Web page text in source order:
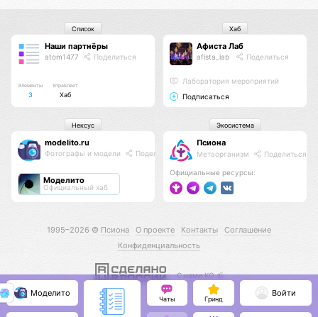
Наши партнёры
atom1477 Поделиться
Элементы
3
Управляет
Хаб
Список
Афиста Лаб
afista_lab Поделиться
Лаборатория мероприятий
Подписаться
Хаб
modelito.ru
Фотографы и модели Поделиться
Моделито
Официальный хаб
Нексус
Псиона
Метаорганизм Поделиться
Официальные ресурсы:
Экосистема
1995–2026 © Псиона О проекте Контакты
Соглашение
Конфиденциальность
С нами КО 🕉️
Моделито
Чаты Гринд
Войти